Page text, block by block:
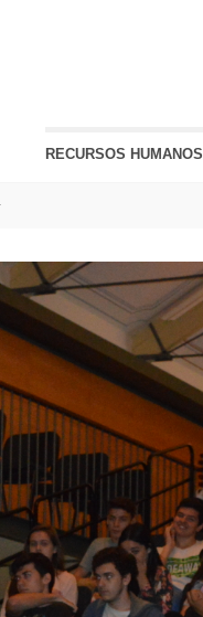
RECURSOS HUMANOS